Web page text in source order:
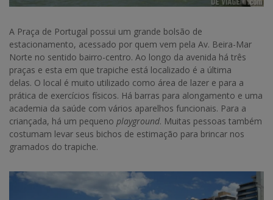
A Praça de Portugal possui um grande bolsão de
estacionamento, acessado por quem vem pela Av. Beira-Mar
Norte no sentido bairro-centro. Ao longo da avenida há três
praças e esta em que trapiche está localizado é a última
delas. O local é muito utilizado como área de lazer e para a
prática de exercícios físicos. Há barras para alongamento e uma
academia da saúde com vários aparelhos funcionais. Para a
criançada, há um pequeno playground. Muitas pessoas também
costumam levar seus bichos de estimação para brincar nos
gramados do trapiche.